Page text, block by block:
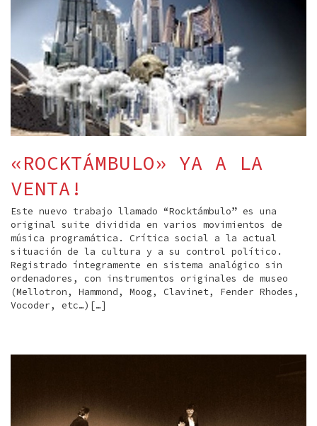
«ROCKTÁMBULO» YA A LA
VENTA!
Este nuevo trabajo llamado “Rocktámbulo” es una
original suite dividida en varios movimientos de
música programática. Crítica social a la actual
situación de la cultura y a su control político.
Registrado íntegramente en sistema analógico sin
ordenadores, con instrumentos originales de museo
(Mellotron, Hammond, Moog, Clavinet, Fender Rhodes,
Vocoder, etc…)[…]